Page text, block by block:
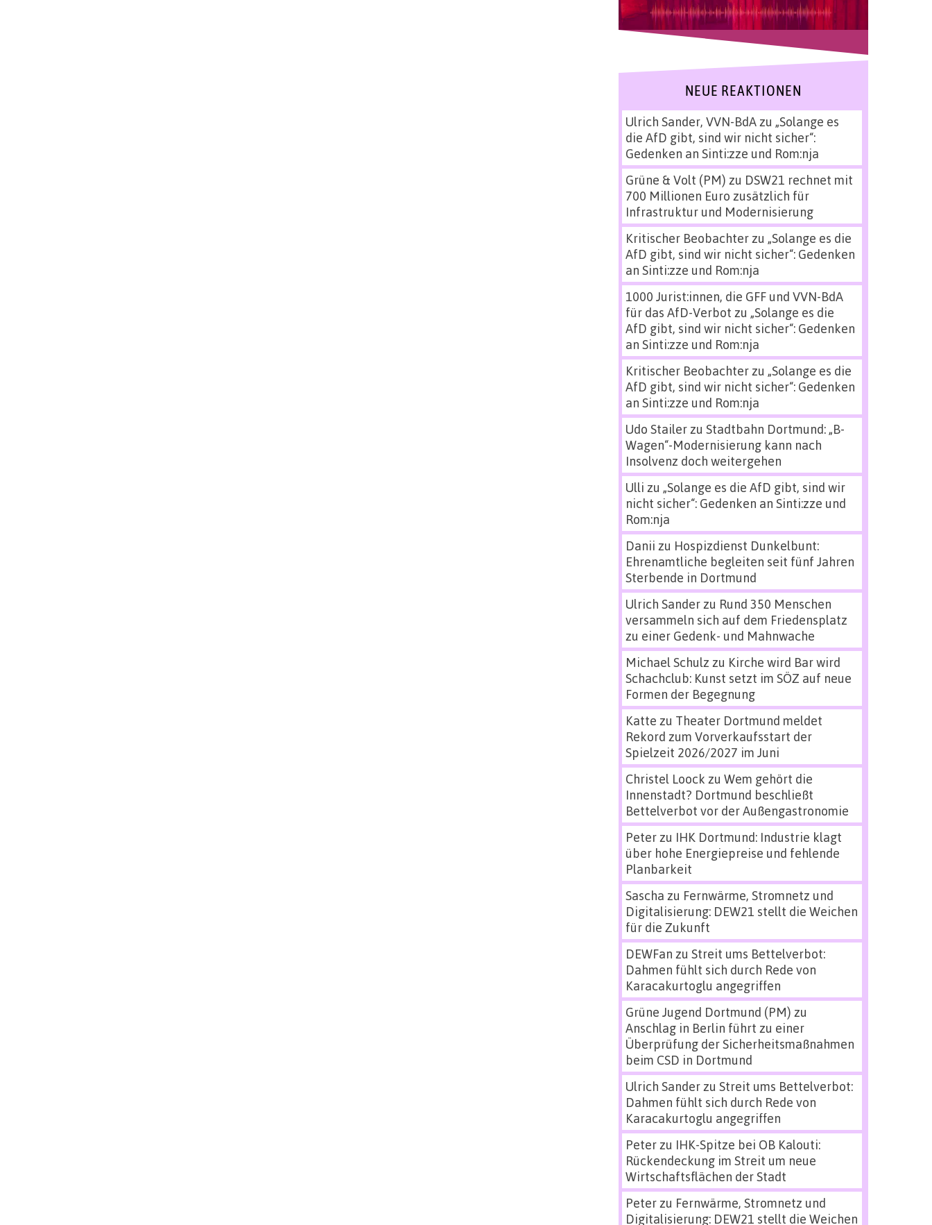
NEUE REAKTIONEN
Ulrich Sander, VVN-BdAzu „Solange es
die AfD gibt, sind wir nicht sicher“:
Gedenken an Sinti:zze und Rom:nja
Grüne & Volt (PM) zu DSW21 rechnet mit
700 Millionen Euro zusätzlich für
Infrastruktur und Modernisierung
Kritischer Beobachterzu „Solange es die
AfD gibt, sind wir nicht sicher“: Gedenken
an Sinti:zze und Rom:nja
1000 Jurist:innen, die GFF und VVN-BdA
für das AfD-Verbot zu „Solange es die
AfD gibt, sind wir nicht sicher“: Gedenken
an Sinti:zze und Rom:nja
Kritischer Beobachterzu „Solange es die
AfD gibt, sind wir nicht sicher“: Gedenken
an Sinti:zze und Rom:nja
Udo Stailerzu Stadtbahn Dortmund: „B-
Wagen“-Modernisierung kann nach
Insolvenz doch weitergehen
Ulli zu „Solange es die AfD gibt, sind wir
nicht sicher“: Gedenken an Sinti:zze und
Rom:nja
Danii zu Hospizdienst Dunkelbunt:
Ehrenamtliche begleiten seit fünf Jahren
Sterbende in Dortmund
Ulrich Sanderzu Rund 350 Menschen
versammeln sich auf dem Friedensplatz
zu einer Gedenk- und Mahnwache
Michael Schulz zu Kirche wird Bar wird
Schachclub: Kunst setzt im SÖZ auf neue
Formen der Begegnung
Katte zu Theater Dortmund meldet
Rekord zum Vorverkaufsstart der
Spielzeit 2026/2027 im Juni
Christel Loock zu Wem gehört die
Innenstadt? Dortmund beschließt
Bettelverbot vor der Außengastronomie
Peterzu IHK Dortmund: Industrie klagt
über hohe Energiepreise und fehlende
Planbarkeit
Sascha zu Fernwärme, Stromnetz und
Digitalisierung: DEW21 stellt die Weichen
für die Zukunft
DEWFan zu Streit ums Bettelverbot:
Dahmen fühlt sich durch Rede von
Karacakurtoglu angegriffen
Grüne Jugend Dortmund (PM) zu
Anschlag in Berlin führt zu einer
Überprüfung der Sicherheitsmaßnahmen
beim CSD in Dortmund
Ulrich Sanderzu Streit ums Bettelverbot:
Dahmen fühlt sich durch Rede von
Karacakurtoglu angegriffen
Peterzu IHK-Spitze bei OB Kalouti:
Rückendeckung im Streit um neue
Wirtschaftsflächen der Stadt
Peterzu Fernwärme, Stromnetz und
Digitalisierung: DEW21 stellt die Weichen